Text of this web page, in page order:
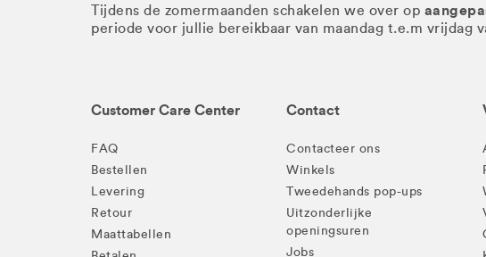
Tijdens de zomermaanden schakelen we over op
periode voor jullie bereikbaar van maandag t.e.m vrijdag
Customer Care Center
FAQ
Bestellen
Levering
Retour
Maattabellen
Contact
Contacteer ons
Winkels
Tweedehands pop-ups
Uitzonderlijke
openingsuren
Jobs